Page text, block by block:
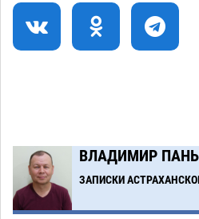
11:08 Как астраханцы
ВЛАДИМИР
ЗАПИСКИ